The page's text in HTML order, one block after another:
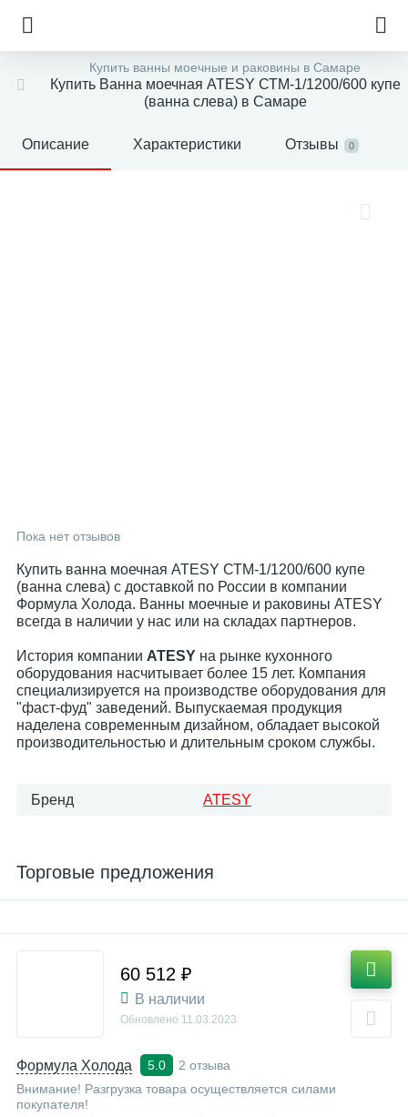
Купить ванны моечные и раковины в Самаре
Купить Ванна моечная ATESY СТМ-1/1200/600 купе
(ванна слева) в Самаре
Описание Характеристики Отзывы 0
Пока нет отзывов
Купить ванна моечная ATESY СТМ-1/1200/600 купе
(ванна слева) с доставкой по России в компании
Формула Холода. Ванны моечные и раковины ATESY
всегда в наличии у нас или на складах партнеров.
История компании ATESY на рынке кухонного
оборудования насчитывает более 15 лет. Компания
специализируется на производстве оборудования для
"фаст-фуд" заведений. Выпускаемая продукция
наделена современным дизайном, обладает высокой
производительностью и длительным сроком службы.
Бренд ATESY
Торговые предложения
Формула Холода 5.0
2 отзыва
Внимание! Разгрузка товара осуществляется силами
покупателя!
60 512 ₽
В наличии
Обновлено 11.03.2023